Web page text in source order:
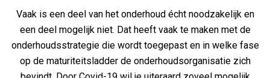
Vaak is een deel van het onderhoud écht noodzakelijk en
een deel mogelijk niet. Dat heeft vaak te maken met de
onderhoudsstrategie die wordt toegepast en in welke fase
op de maturiteitsladder de onderhoudsorganisatie zich